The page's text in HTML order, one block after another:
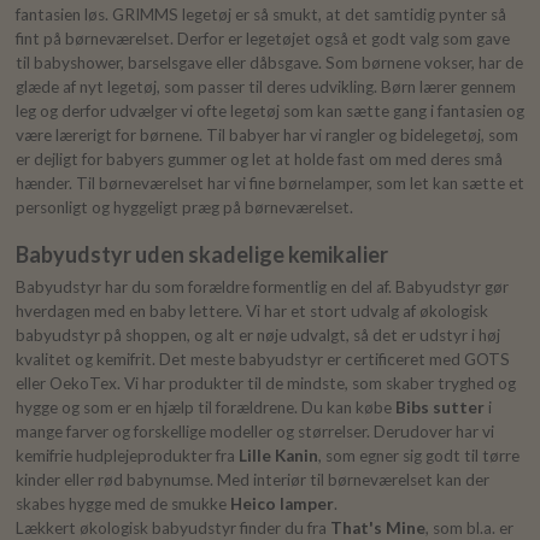
fantasien løs. GRIMMS legetøj er så smukt, at det samtidig pynter så
fint på børneværelset. Derfor er legetøjet også et godt valg som gave
til babyshower, barselsgave eller dåbsgave. Som børnene vokser, har de
glæde af nyt legetøj, som passer til deres udvikling. Børn lærer gennem
leg og derfor udvælger vi ofte legetøj som kan sætte gang i fantasien og
være lærerigt for børnene. Til babyer har vi rangler og bidelegetøj, som
er dejligt for babyers gummer og let at holde fast om med deres små
hænder. Til børneværelset har vi fine børnelamper, som let kan sætte et
personligt og hyggeligt præg på børneværelset.
Babyudstyr uden skadelige kemikalier
Babyudstyr har du som forældre formentlig en del af. Babyudstyr gør
hverdagen med en baby lettere. Vi har et stort udvalg af økologisk
babyudstyr på shoppen, og alt er nøje udvalgt, så det er udstyr i høj
kvalitet og kemifrit. Det meste babyudstyr er certificeret med GOTS
eller OekoTex. Vi har produkter til de mindste, som skaber tryghed og
hygge og som er en hjælp til forældrene. Du kan købe Bibs sutter i
mange farver og forskellige modeller og størrelser. Derudover har vi
kemifrie hudplejeprodukter fra Lille Kanin, som egner sig godt til tørre
kinder eller rød babynumse. Med interiør til børneværelset kan der
skabes hygge med de smukke Heico lamper.
Lækkert økologisk babyudstyr finder du fra That's Mine, som bl.a. er